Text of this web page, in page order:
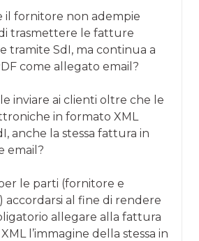
il fornitore non adempie
trasmettere le fatture
tramite SdI, ma continua a
come allegato email?
inviare ai clienti oltre che le
in formato XML
anche la stessa fattura in
email?
le parti (fornitore e
accordarsi al fine di rendere
allegare alla fattura
l’immagine della stessa in